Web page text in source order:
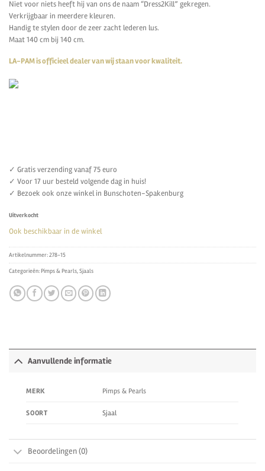
Niet voor niets heeft hij van ons de naam “Dress2Kill” gekregen.
Verkrijgbaar in meerdere kleuren.
Handig te stylen door de zeer zacht lederen lus.
Maat 140 cm bij 140 cm.
LA-PAM is officieel dealer van wij staan voor kwaliteit.
✓ Gratis verzending vanaf 75 euro
✓ Voor 17 uur besteld volgende dag in huis!
✓ Bezoek ook onze winkel in Bunschoten-Spakenburg
Uitverkocht
Ook beschikbaar in de winkel
Artikelnummer:278-15
Categorieën:Pimps & Pearls,Sjaals
Aanvullende informatie
MERK Pimps & Pearls
SOORT Sjaal
Beoordelingen (0)